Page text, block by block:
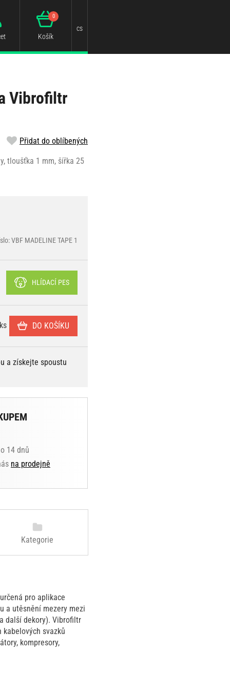
Košík
0
cs
Vibrofiltr
Přidat do oblíbených
tloušťka 1 mm, šířka 25
VBF MADELINE TAPE 1
HLÍDACÍ PES
DO KOŠÍKU
a získejte spoustu
14 dnů
na prodejně
Kategorie
pro aplikace
a utěsnění mezery mezi
další dekory). Vibrofiltr
svazků
kompresory,